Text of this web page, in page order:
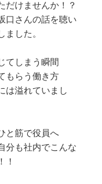
だけませんか！？
口さんの話を聴い
した。
てしまう瞬間
もらう働き方
は溢れていまし
と筋で役員へ
分も社内でこんな
！